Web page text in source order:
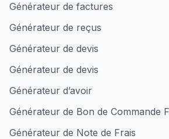
Générateur de factures
Générateur de reçus
Générateur de devis
Générateur de devis
Générateur d’avoir
Générateur de Bon de Commande
Générateur de Note de Frais